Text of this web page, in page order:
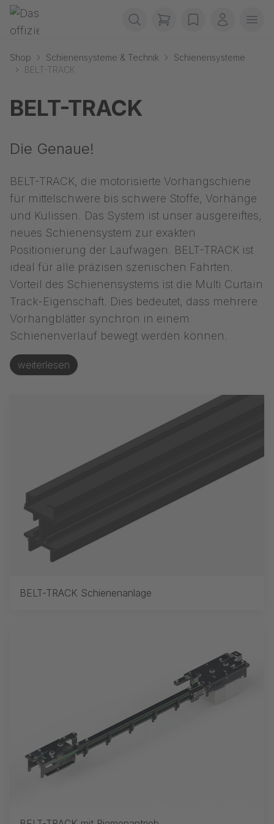
Navigation überspringen
Gerriets
items in cart, view
wishlistMein
Shop Schienensysteme & Technik
Schienensysteme
BELT-TRACK
BELT-TRACK
Die Genaue!
BELT-TRACK, die motorisierte Vorhangschiene
für mittelschwere bis schwere Stoffe, Vorhänge
und Kulissen. Das System ist unser ausgereiftes,
neues Schienensystem zur exakten
Positionierung der Laufwagen. BELT-TRACK ist
ideal für alle präzisen szenischen Fahrten.
Vorteil des Schienensystems ist die Multi Curtain
Track-Eigenschaft. Dies bedeutet, dass mehrere
Vorhangblätter synchron in einem
Schienenverlauf bewegt werden können.
weiterlesen
BELT-TRACK Schienenanlage